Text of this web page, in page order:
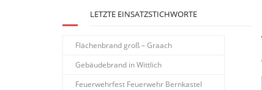
LETZTE EINSATZSTICHWORTE
Flächenbrand groß – Graach
Gebäudebrand in Wittlich
Feuerwehrfest Feuerwehr Bernkastel